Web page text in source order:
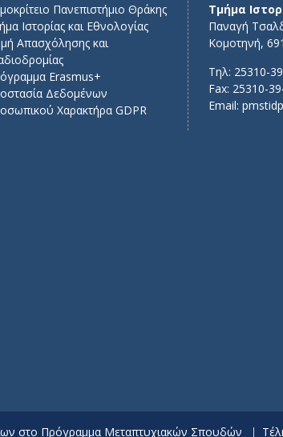
Πανεπιστήμιο Θράκης
Ιστορίας και Εθνολογίας
Απασχόλησης και
Erasmus+
Δεδομένων
Χαρακτήρα GDPR
Τμήμα
Παναγή
Κομοτηνή,
Τηλ: 25310-
Fax: 25310-
Email:
στο Πρόγραμμα Μεταπτυχιακών Σπουδών